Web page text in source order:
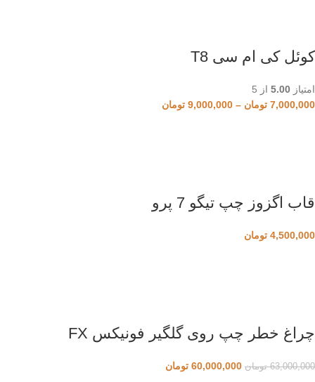
کوئل کی ام سی T8
امتیاز 5.00 از 5
7,000,000 تومان –
9,000,000 تومان
قاب اگزوز چپ تیگو 7 پرو
4,500,000 تومان
چراغ خطر چپ روی گلگیر فونیکس FX
63,000,000 تومان 60,000,000 تومان